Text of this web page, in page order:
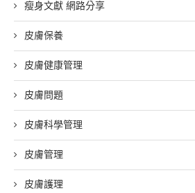
瘦身文獻 網路分享
皮膚保養
皮膚健康管理
皮膚問題
皮膚科學管理
皮膚管理
皮膚護理